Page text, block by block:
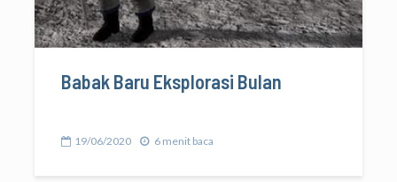
Babak Baru Eksplorasi Bulan
19/06/2020 6 menit baca